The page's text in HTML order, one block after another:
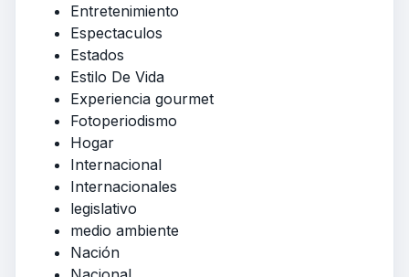
Entretenimiento
Espectaculos
Estados
Estilo De Vida
Experiencia gourmet
Fotoperiodismo
Hogar
Internacional
Internacionales
legislativo
medio ambiente
Nación